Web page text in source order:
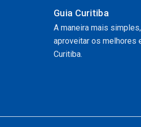
Guia Curitiba
A maneira mais
aproveitar os melhores
Curitiba.